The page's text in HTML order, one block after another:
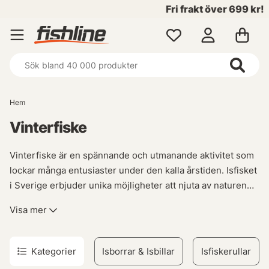
Fri frakt över 699 kr!
Hem
Vinterfiske
Vinterfiske är en spännande och utmanande aktivitet som
lockar många entusiaster under den kalla årstiden. Isfisket
i Sverige erbjuder unika möjligheter att njuta av naturen
här på vår plattform hittar du allt du behöver för en
framgångsrik fisketur på isen. Från isolerade popup-tält till
Visa mer
Kategorier Isborrar & Isbillar Isfiskerullar